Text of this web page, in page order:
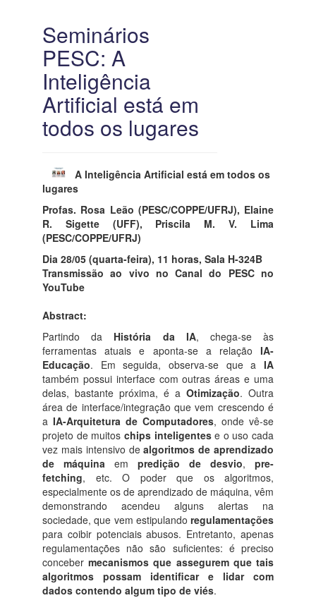
Seminários
PESC: A
Inteligência
Artificial está em
todos os lugares
A Inteligência Artificial está em todos os
lugares
Profas. Rosa Leão (PESC/COPPE/UFRJ), Elaine
R. Sigette (UFF), Priscila M. V. Lima
(PESC/COPPE/UFRJ)
Dia 28/05 (quarta-feira), 11 horas, Sala H-324B
Transmissão ao vivo no Canal do PESC no
YouTube
Abstract:
Partindo da História da IA, chega-se às
ferramentas atuais e aponta-se a relação IA-
Educação. Em seguida, observa-se que a IA
também possui interface com outras áreas e uma
delas, bastante próxima, é a Otimização. Outra
área de interface/integração que vem crescendo é
a IA-Arquitetura de Computadores, onde vê-se
projeto de muitos chips inteligentese o uso cada
vez mais intensivo dealgoritmos de aprendizado
de máquina em predição de desvio, pre-
fetching, etc. O poder que os algoritmos,
especialmente os de aprendizado de máquina, vêm
demonstrando acendeu alguns alertas na
sociedade, que vem estipulando regulamentações
para coibir potenciais abusos. Entretanto, apenas
regulamentações não são suficientes: é preciso
concebermecanismos que assegurem que tais
algoritmos possam identificar e lidar com
dados contendo algum tipo de viés.